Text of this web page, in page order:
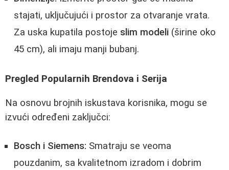
stajati, uključujući i prostor za otvaranje vrata.
Za uska kupatila postoje slim modeli (širine oko
45 cm), ali imaju manji bubanj.
Pregled Popularnih Brendova i Serija
Na osnovu brojnih iskustava korisnika, mogu se
izvući određeni zaključci:
Bosch i Siemens: Smatraju se veoma
pouzdanim, sa kvalitetnom izradom i dobrim